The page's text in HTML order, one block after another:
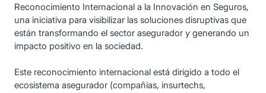
Reconocimiento Internacional a la Innovación en Seguros,
una iniciativa para visibilizar las soluciones disruptivas que
están transformando el sector asegurador y generando un
impacto positivo en la sociedad.
Este reconocimiento internacional está dirigido a todo el
ecosistema asegurador (compañías, insurtechs,